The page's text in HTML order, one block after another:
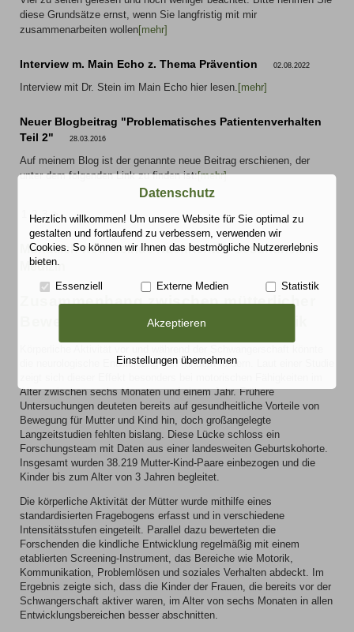
diese Grundsätze ernst, wenn Sie langfristig mit mir
zusammenarbeiten wollen[mehr]
Interview m. Main Echo z. Thema Prävention 02.08.2022
Interview mit Dr. Stein im Main Echo hier lesen. [mehr]
Neuer Blogbeitrag "Problematisches Patientenverhalten
Teil 2"
28.03.2016
Auf meinem Blog ist der genannte neue Beitrag erschienen, der
unter dem folgenden Link zu finden ist:[mehr]
2 >
Monatlich wechselnde Nachrichten Gesundheit &
Medizin
Zusammenhang zwischen mütterlicher
Bewegung und frühkindlicher Motorik
die neurologische Entwicklung von Kindern fördern. Laut einer Studie
Alter zwischen sechs Monaten und einem Jahr. Frühere
Untersuchungen deuteten bereits auf gesundheitliche Vorteile von
Bewegung für Mutter und Kind hin, doch großangelegte
Langzeitstudien fehlten bislang. Diese Lücke schloss ein
Forschungsteam mit Daten aus einer landesweiten Geburtskohorte.
Insgesamt wurden 38.219 Mutter-Kind-Paare einbezogen und die
Kinder bis zum Alter von 3 Jahren begleitet.
Die körperliche Aktivität der Mütter wurde mithilfe eines
standardisierten Fragebogens erfasst und in verschiedene
Intensitätsstufen eingeteilt. Parallel dazu bewerteten die
Forschenden die kindliche Entwicklung regelmäßig mit einem
etablierten Screening-Instrument, das Bereiche wie Motorik,
Kommunikation, Problemlösen und soziales Verhalten abdeckt. Im
Ergebnis zeigte sich, dass die Kinder der Frauen, die bereits vor der
Schwangerschaft aktiver waren, im Alter von sechs Monaten in allen
Entwicklungsbereichen besser abschnitten.
Datenschutz
Herzlich willkommen! Um unsere Website für Sie optimal zu
gestalten und fortlaufend zu verbessern, verwenden wir
Cookies. So können wir Ihnen das bestmögliche Nutzererlebnis
bieten.
Essenziell Externe Medien Statistik
Akzeptieren
Einstellungen übernehmen